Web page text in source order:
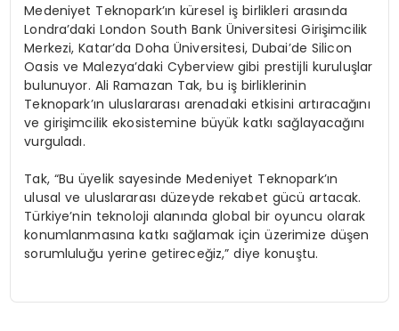
Medeniyet Teknopark’ın küresel iş birlikleri arasında
Londra’daki London South Bank Üniversitesi Girişimcilik
Merkezi, Katar’da Doha Üniversitesi, Dubai’de Silicon
Oasis ve Malezya’daki Cyberview gibi prestijli kuruluşlar
bulunuyor. Ali Ramazan Tak, bu iş birliklerinin
Teknopark’ın uluslararası arenadaki etkisini artıracağını
ve girişimcilik ekosistemine büyük katkı sağlayacağını
vurguladı.
Tak, “Bu üyelik sayesinde Medeniyet Teknopark’ın
ulusal ve uluslararası düzeyde rekabet gücü artacak.
Türkiye’nin teknoloji alanında global bir oyuncu olarak
konumlanmasına katkı sağlamak için üzerimize düşen
sorumluluğu yerine getireceğiz,” diye konuştu.